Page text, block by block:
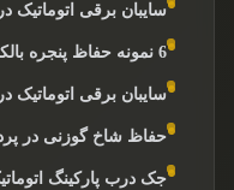
سایبان برقی اتوماتیک
6 نمونه حفاظ پنجره بالکن تراس
سایبان برقی اتوماتیک
حفاظ شاخ گوزنی در
جک درب پارکینگ